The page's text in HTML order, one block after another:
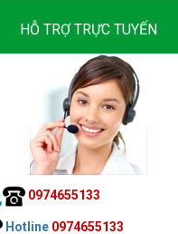
HỖ TRỢ TRỰC TUYẾN
0974655133
Hotline 0974655133